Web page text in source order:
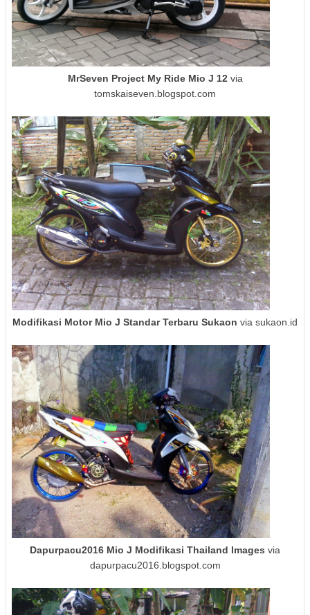
MrSeven Project My Ride Mio J 12via
tomskaiseven.blogspot.com
Modifikasi Motor Mio J Standar Terbaru Sukaon via sukaon.id
Dapurpacu2016 Mio J Modifikasi Thailand Images via
dapurpacu2016.blogspot.com